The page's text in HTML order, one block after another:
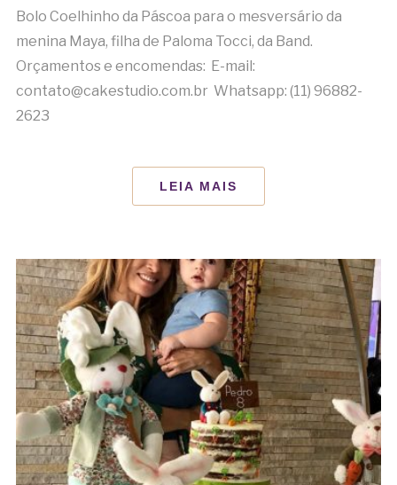
Bolo Coelhinho da Páscoa para o mesversário da
menina Maya, filha de Paloma Tocci, da Band.
Orçamentos e encomendas: E-mail:
contato@cakestudio.com.br Whatsapp: (11) 96882-
2623
LEIA MAIS